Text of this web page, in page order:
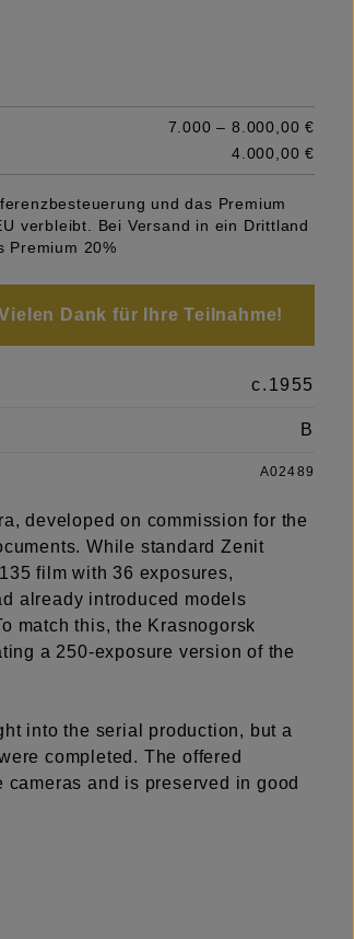
7.000 – 8.000,00 €
4.000,00 €
und das Premium
verbleibt. Bei Versand in ein Drittland
Premium 20%
Dank für Ihre Teilnahme!
c.1955
B
A02489
developed on commission for the
While standard Zenit
film with 36 exposures,
already introduced models
match this, the Krasnogorsk
a 250-exposure version of the
into the serial production, but a
completed. The offered
and is preserved in good